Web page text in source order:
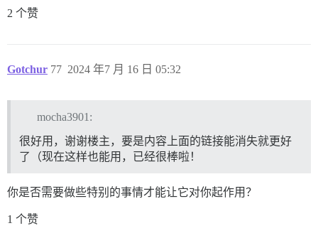
2 个赞
Gotchur 2024 年7 月 16 日 05:32
77
mocha3901:
很好用，谢谢楼主，要是内容上面的链接能消失就更好
了（现在这样也能用，已经很棒啦！
你是否需要做些特别的事情才能让它对你起作用？
1 个赞